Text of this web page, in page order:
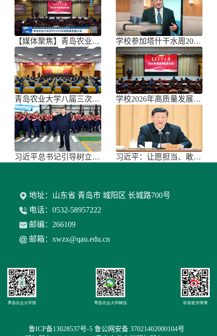
【媒体聚焦】青岛农业大学召开202 学校参加塔什干水周2026国际论坛
青岛农业大学八届三次双代会胜利召开 学校2026年高质量发展大会召开
习近平总书记引导树立和践行正确政绩 习近平：让愿担当、敢担当、善担当蔚
地址：山东省 青岛市 城阳区 长城路700号
电话：0532-58957222
邮编：266109
邮箱：xwzx@qau.edu.cn
鲁ICP备13028537号-5 鲁公网安备 37021402000104号